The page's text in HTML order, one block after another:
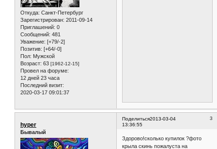
Откуда: Санкт-Петербург
Зарегистрирован: 2011-09-14
Приглашений: 0
Сообщений: 481
Уважение: [+79/-2]
Позитив: [+64/-0]
Пол: Мужской
Возраст: 63 [1962-12-15]
Провел на форуме:
12 дней 23 часа
Последний визит:
2020-03-17 09:01:37
Поделиться 3
2013-03-04
13:36:55
hyper
Бывалый
Здорово!сколько купилок ?фото
крыла скинь пожалуста на